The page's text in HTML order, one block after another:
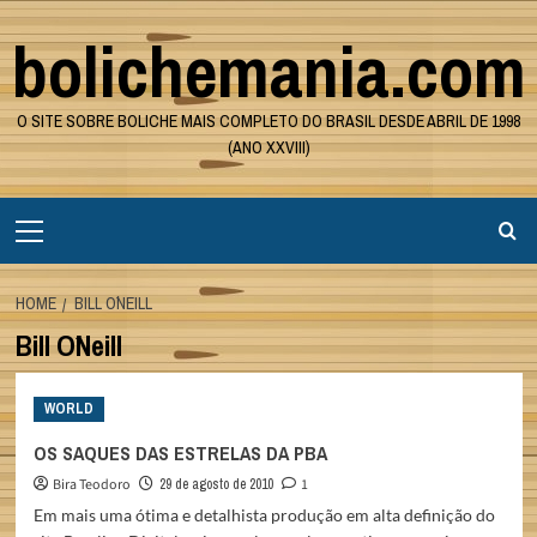
Skip
to
content
bolichemania.com
O SITE SOBRE BOLICHE MAIS COMPLETO DO BRASIL DESDE ABRIL DE 1998
(ANO XXVIII)
Menu
HOME BILL O´NEILL
Bill O´Neill
WORLD
OS SAQUES DAS ESTRELAS DA PBA
Bira Teodoro 29 de agosto de 2010
1
Em mais uma ótima e detalhista produção em alta definição do